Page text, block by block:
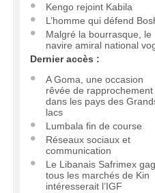
Kengo rejoint Kabila
L’homme qui défend
Malgré la bourrasque, le
navire amiral national
Dernier accès :
A Goma, une occasion
rêvée de rapprochement
dans les pays des
lacs
Lumbala fin de course
Réseaux sociaux et
communication
Le Libanais Safrimex
tous les marchés de Kin
intéresserait l’IGF